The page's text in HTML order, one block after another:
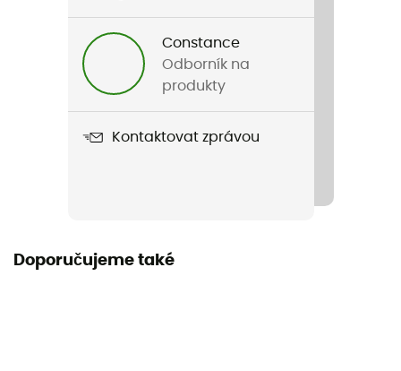
Název produktu
Constance
Odborník na
produkty
Kontaktovat zprávou
Doporučujeme také